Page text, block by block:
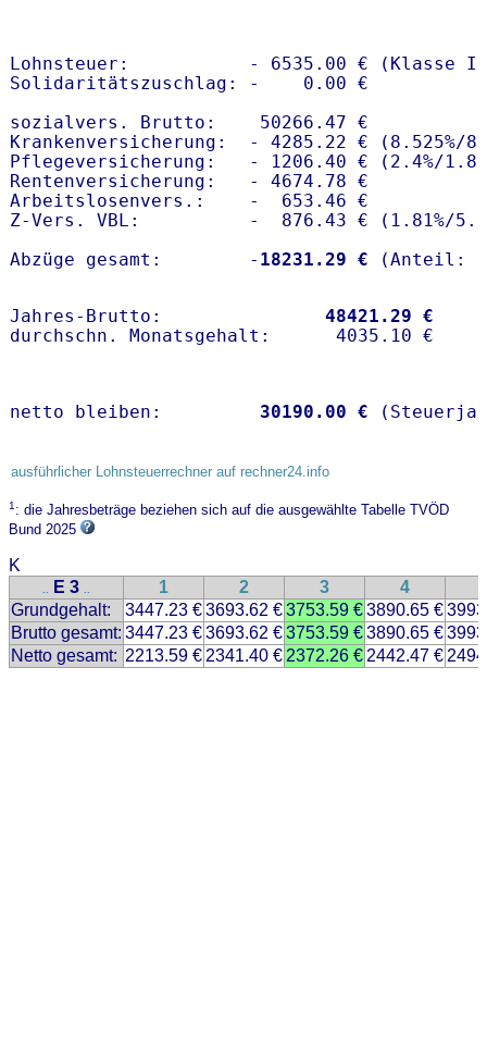
Lohnsteuer:           - 6535.00 € (Klasse I)
Solidaritätszuschlag: -    0.00 €
sozialvers. Brutto:    50266.47 €
Krankenversicherung:  - 4285.22 € (8.525%/
Pflegeversicherung:   - 1206.40 € (2.4%/
Rentenversicherung:   - 4674.78 €
Arbeitslosenvers.:    -  653.46 €
Z-Vers. VBL:          -  876.43 € ( 1.81%/
Abzüge gesamt:        - 18231.29 €
Jahres-Brutto: 48421.29 €
netto bleiben: 30190.00 €
ausführlicher Lohnsteuerrechner auf rechner24.info
1: die Jahresbeträge beziehen sich auf die ausgewählte Tabelle TVÖD
Bund 2025
K
.. E 3 .. 1 2 3 4
Grundgehalt:
3447.23 €3693.62 €3753.59 €3890.65 €
Brutto gesamt: 3447.23 €3693.62 €3753.59 €3890.65 €
Netto gesamt: 2213.59 € 2341.40 € 2372.26 € 2442.47 €